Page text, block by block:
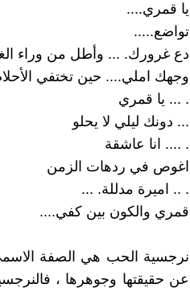
يا قمري....
تواضع.....
دع غرورك. ... وأطل من وراء
وجهك املي.... حين تختفي
. ... يا قمري
... دونك ليلي لا يحلو
. .... انا عاشقة
اغوص في ردهات الزمن
. .. اميرة مدللة. ...
قمري والكون بين كفي....
نرجسية الحب هي الصفة
عن حقيقتها وجوهرها ،